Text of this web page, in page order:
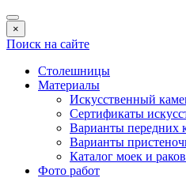
×
Поиск на сайте
Столешницы
Материалы
Искусственный
Сертификаты
Варианты передних
Варианты
Каталог моек и
Фото работ